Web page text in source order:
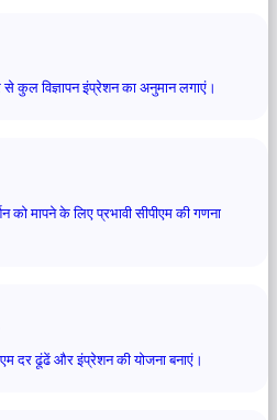
कुल विज्ञापन इंप्रेशन का अनुमान लगाएं।
को मापने के लिए प्रभावी सीपीएम की गणना
दर ढूंढें और इंप्रेशन की योजना बनाएं।